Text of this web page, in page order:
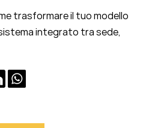
trasformare il tuo modello
integrato tra sede,